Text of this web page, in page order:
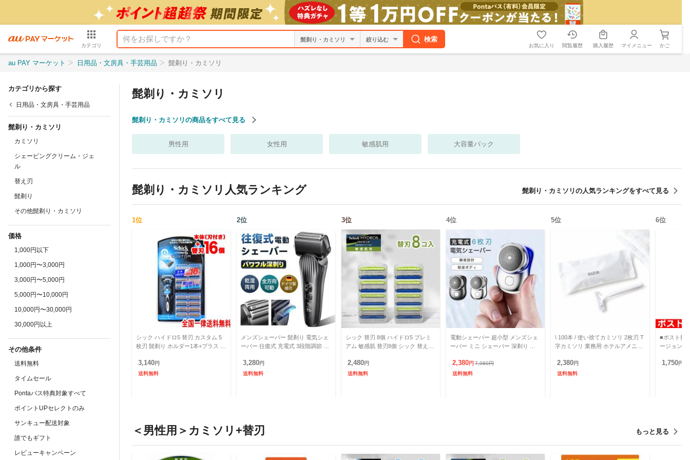
カテゴリ
絞り込む 検索
お気に入り 閲覧履歴 購入履歴 マイメニュー かご
au PAY マーケット 日用品・文房具・手芸用品 髭剃り・カミソリ
カテゴリから探す
日用品・文房具・手芸用品
髭剃り・カミソリ
カミソリ
シェービングクリーム・ジェ
ル
替え刃
髭剃り
その他髭剃り・カミソリ
価格
1,000円以下
1,000円〜3,000円
3,000円〜5,000円
5,000円〜10,000円
10,000円〜30,000円
30,000円以上
その他条件
送料無料
タイムセール
Pontaパス特典対象すべて
ポイントUPセレクトのみ
サンキュー配送対象
誰でもギフト
レビューキャンペーン
髭剃り・カミソリ
髭剃り・カミソリの商品をすべて見る
男性用 女性用 敏感肌用 大容量パック
髭剃り・カミソリ 人気ランキング 髭剃り・カミソリの人気ランキングをすべて見る
1位
シック ハイドロ5 替刃 カスタム 5
枚刃 髭剃り ホルダー1本+プラス 替
ム Schick
3,140円
送料無料
2位
メンズシェーバー 髭剃り 電気シェ
ーバー 往復式 充電式 3段階調節 乾
能 残量表示 深剃り
3,280円
送料無料
3位
シック 替刃 8個 ハイドロ5 プレミ
アム 敏感肌 替刃8個 シック 替え刃
そ
2,480円
送料無料
4位
電動シェーバー 超小型 メンズシェ
ーバー ミニ シェーバー 深剃り 回
剃刀 充電式
2,380円 7,980円
送料無料
5位
\ 100本 / 使い捨てカミソリ 2枚刃 T
字カミソリ 業務用 ホテルアメニテ
そり ヒゲ
2,380円
送料無料
6位
■ポスト投
ージョン
1,750円
＜男性用＞カミソリ+替刃 もっと見る